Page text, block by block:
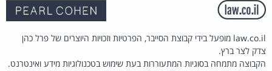
law.co.il מופעל בידי קבוצת הסייבר, הפרטיות וזכויות היוצרים של פרל כהן
צדק לצר ברץ.
הקבוצה מתמחה בסוגיות המתעוררות בעת שימוש בטכנולוגיות מידע ואינטרנט.